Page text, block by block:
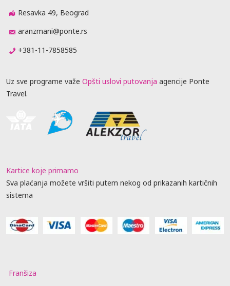
Resavka 49, Beograd
aranzmani@ponte.rs
+381-11-7858585
Uz sve programe važe Opšti uslovi putovanja agencije Ponte
Travel.
Kartice koje primamo
Sva plaćanja možete vršiti putem nekog od prikazanih kartičnih
sistema
Franšiza